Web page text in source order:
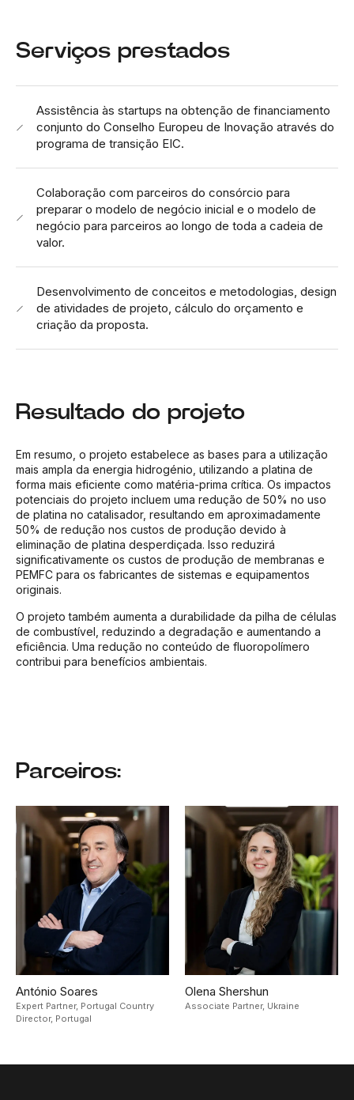
Serviços prestados
Assistência às startups na obtenção de financiamento
conjunto do Conselho Europeu de Inovação através do
programa de transição EIC.
Colaboração com parceiros do consórcio para
preparar o modelo de negócio inicial e o modelo de
negócio para parceiros ao longo de toda a cadeia de
valor.
Desenvolvimento de conceitos e metodologias, design
de atividades de projeto, cálculo do orçamento e
criação da proposta.
Resultado do projeto
Em resumo, o projeto estabelece as bases para a utilização
mais ampla da energia hidrogénio, utilizando a platina de
forma mais eficiente como matéria-prima crítica. Os impactos
potenciais do projeto incluem uma redução de 50% no uso
de platina no catalisador, resultando em aproximadamente
50% de redução nos custos de produção devido à
eliminação de platina desperdiçada. Isso reduzirá
significativamente os custos de produção de membranas e
PEMFC para os fabricantes de sistemas e equipamentos
originais.
O projeto também aumenta a durabilidade da pilha de células
de combustível, reduzindo a degradação e aumentando a
eficiência. Uma redução no conteúdo de fluoropolímero
contribui para benefícios ambientais.
Parceiros:
António Soares
Expert Partner, Portugal Country
Director, Portugal
Olena Shershun
Associate Partner, Ukraine